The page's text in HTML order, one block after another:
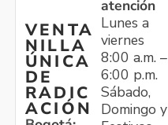
VENTA
NILLA
ÚNICA
DE
RADIC
ACIÓN
atención
Lunes a
viernes
8:00 a.m. –
6:00 p.m.
Sábado,
Domingo y